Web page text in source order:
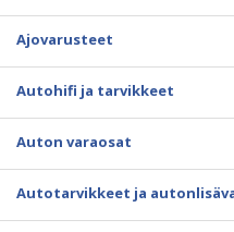
Ajovarusteet
Autohifi ja tarvikkeet
Auton varaosat
Autotarvikkeet ja